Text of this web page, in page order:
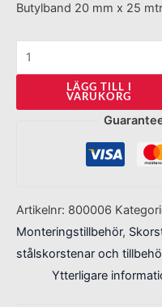
Butylband 20 mm x 25
LÄGG TILL I
VARUKORG
Artikelnr: 800006
Monteringstillbehör,
stålskorstenar och
Ytterligare